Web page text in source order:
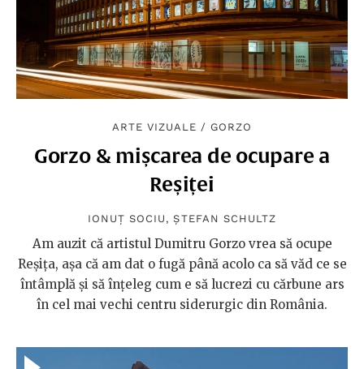
ARTE VIZUALE / GORZO
Gorzo & mișcarea de ocupare a
Reșiței
IONUȚ SOCIU ,ȘTEFAN SCHULTZ
Am auzit că artistul Dumitru Gorzo vrea să ocupe
Reșița, așa că am dat o fugă până acolo ca să văd ce se
întâmplă și să înțeleg cum e să lucrezi cu cărbune ars
în cel mai vechi centru siderurgic din România.